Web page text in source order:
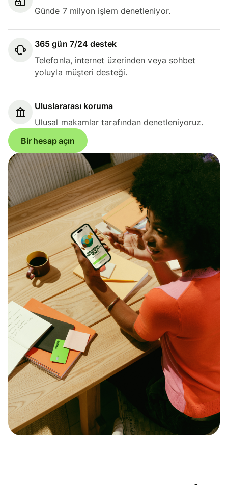
Günde 7 milyon işlem denetleniyor.
365 gün 7/24 destek
Telefonla, internet üzerinden veya sohbet
yoluyla müşteri desteği.
Uluslararası koruma
Ulusal makamlar tarafından denetleniyoruz.
Bir hesap açın